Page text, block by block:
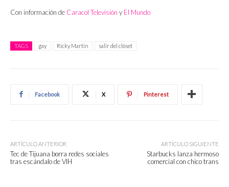
Con información de Caracol Televisión y El Mundo
TAGS gay Ricky Martin salir del clóset
Facebook X Pinterest
ARTÍCULO ANTERIOR
Tec de Tijuana borra redes sociales
tras escándalo de VIH
ARTÍCULO SIGUIENTE
Starbucks lanza hermoso
comercial con chico trans